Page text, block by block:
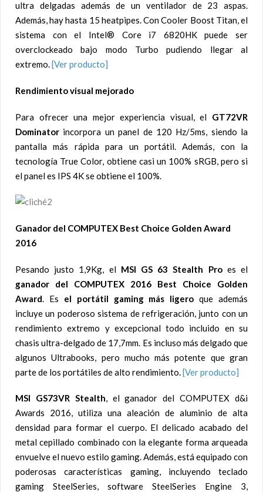
ultra delgadas además de un ventilador de 23 aspas.
Además, hay hasta 15 heatpipes. Con Cooler Boost Titan, el
sistema con el Intel® Core i7 6820HK puede ser
overclockeado bajo modo Turbo pudiendo llegar al
extremo. [Ver producto]
Rendimiento visual mejorado
Para ofrecer una mejor experiencia visual, el GT72VR
Dominator incorpora un panel de 120 Hz/5ms, siendo la
pantalla más rápida para un portátil. Además, con la
tecnología True Color, obtiene casi un 100% sRGB, pero si
el panel es IPS 4K se obtiene el 100%.
Ganador del COMPUTEX Best Choice Golden Award
2016
Pesando justo 1,9Kg, el MSI GS 63 Stealth Proes el
ganador del COMPUTEX 2016 Best Choice Golden
Award. Es el portátil gaming más ligero que además
incluye un poderoso sistema de refrigeración, junto con un
rendimiento extremo y excepcional todo incluido en su
chasis ultra-delgado de 17,7mm. Es incluso más delgado que
algunos Ultrabooks, pero mucho más potente que gran
parte de los portátiles de alto rendimiento.[Ver producto]
MSI GS73VR Stealth, el ganador del COMPUTEX d&i
Awards 2016, utiliza una aleación de aluminio de alta
densidad para formar el cuerpo. El delicado acabado del
metal cepillado combinado con la elegante forma arqueada
envuelve el nuevo estilo gaming. Además, está equipado con
poderosas características gaming, incluyendo teclado
gaming SteelSeries, software SteelSeries Engine 3,